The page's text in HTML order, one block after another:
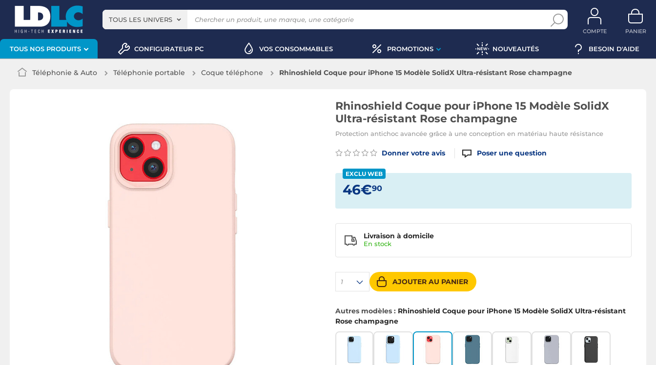
TOUS LES UNIVERS
COMPTE PANIER
TOUS NOS PRODUITS CONFIGURATEUR PC VOS CONSOMMABLES PROMOTIONS NOUVEAUTÉS BESOIN D'AIDE
Téléphonie & Auto Téléphonie portable Coque téléphone Rhinoshield Coque pour iPhone 15 Modèle SolidX Ultra-résistant Rose champagne
Rhinoshield Coque pour iPhone 15 Modèle SolidX
Ultra-résistant Rose champagne
Protection antichoc avancée grâce à une conception en matériau haute résistance
Donner votre avis Poser une question
EXCLU WEB
46€90
1 AJOUTER AU PANIER
Livraison à domicile
En stock
Autres modèles : Rhinoshield Coque pour iPhone 15 Modèle SolidX Ultra-résistant
Rose champagne